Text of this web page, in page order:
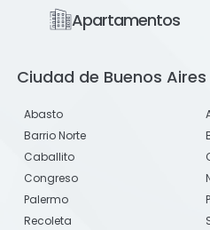
Apartamentos
Ciudad de Buenos Aires
Abasto
Barrio Norte
Caballito
Congreso
Palermo
Recoleta